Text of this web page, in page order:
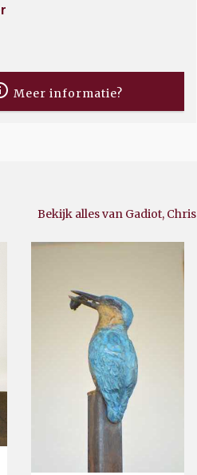
Meer informatie?
Bekijk alles van Gadiot, Chris